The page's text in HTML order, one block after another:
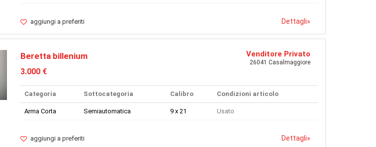
aggiungi a preferiti Dettagli»
Beretta billenium
3.000 €
Venditore Privato
26041 Casalmaggiore
Categoria Sottocategoria Calibro Condizioni articolo
Arma Corta Semiautomatica 9 x 21 Usato
aggiungi a preferiti Dettagli»